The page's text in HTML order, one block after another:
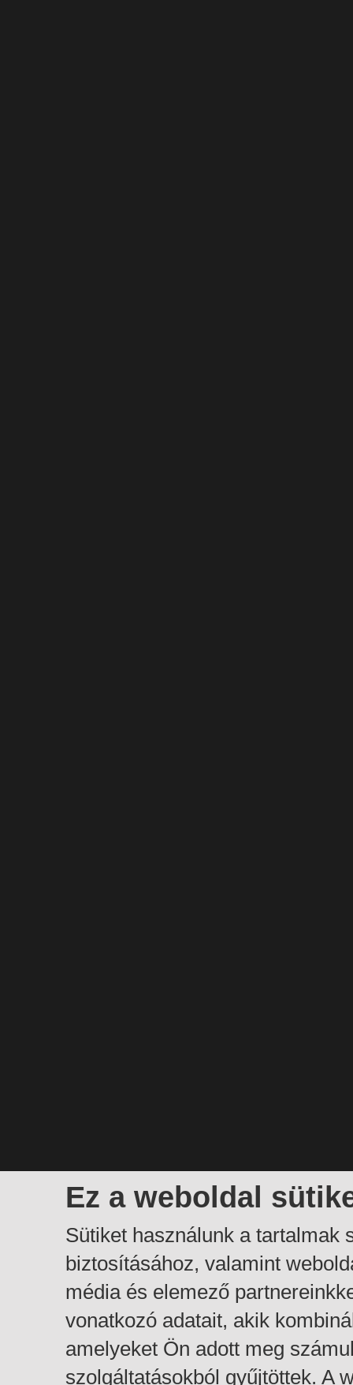
Ez a weboldal
Sütiket használunk a tartalmak
biztosításához, valamint
média és elemező
vonatkozó adatait, akik
amelyeket Ön adott meg
szolgáltatásokból gyűjtöttek. A